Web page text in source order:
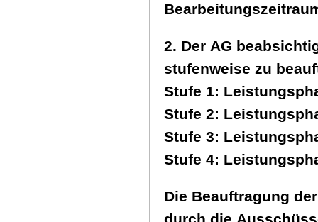
2. Der AG
stufenweise zu
Stufe 1:
Stufe 2:
Stufe 3:
Stufe 4:
Die Beauftragung